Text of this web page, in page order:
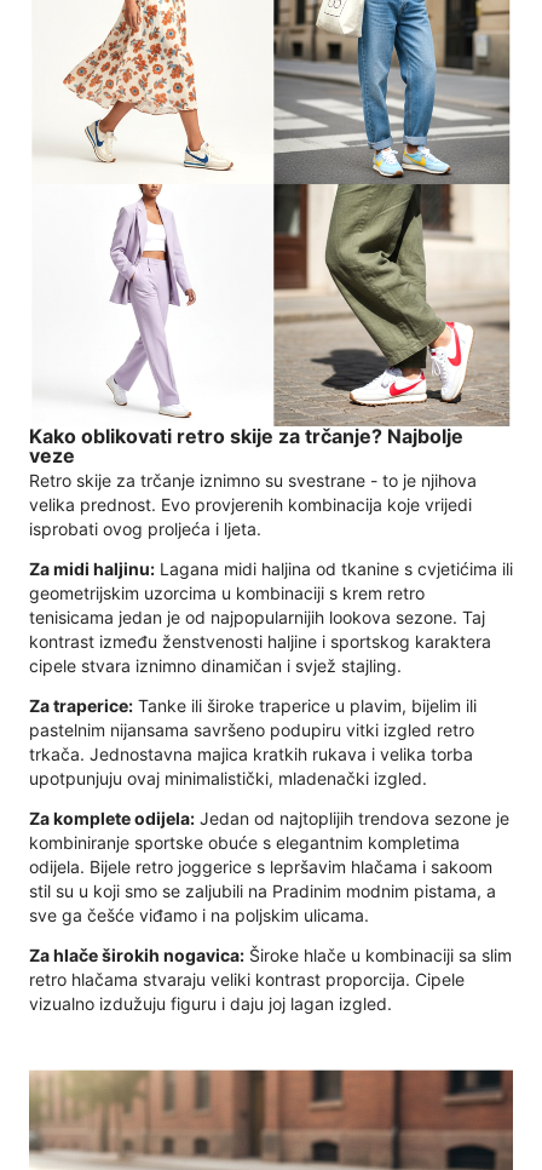
Kako oblikovati retro skije za trčanje? Najbolje
veze
Retro skije za trčanje iznimno su svestrane - to je njihova
velika prednost. Evo provjerenih kombinacija koje vrijedi
isprobati ovog proljeća i ljeta.
Za midi haljinu: Lagana midi haljina od tkanine s cvjetićima ili
geometrijskim uzorcima u kombinaciji s krem ​​retro
tenisicama jedan je od najpopularnijih lookova sezone. Taj
kontrast između ženstvenosti haljine i sportskog karaktera
cipele stvara iznimno dinamičan i svjež stajling.
Za traperice: Tanke ili široke traperice u plavim, bijelim ili
pastelnim nijansama savršeno podupiru vitki izgled retro
trkača. Jednostavna majica kratkih rukava i velika torba
upotpunjuju ovaj minimalistički, mladenački izgled.
Za komplete odijela: Jedan od najtoplijih trendova sezone je
kombiniranje sportske obuće s elegantnim kompletima
odijela. Bijele retro joggerice s lepršavim hlačama i sakoom
stil su u koji smo se zaljubili na Pradinim modnim pistama, a
sve ga češće viđamo i na poljskim ulicama.
Za hlače širokih nogavica: Široke hlače u kombinaciji sa slim
retro hlačama stvaraju veliki kontrast proporcija. Cipele
vizualno izdužuju figuru i daju joj lagan izgled.